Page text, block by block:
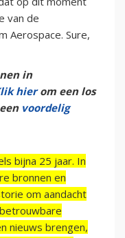
van de
Aerospace. Sure,
in
hierom een los
voordelig
bijna 25 jaar. In
bronnen en
om aandacht
nieuws brengen,